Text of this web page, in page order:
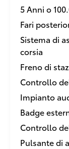
5 Anni o
Fari
Sistema di
corsia
Freno di
Controllo
Impianto
Badge
Controllo
Pulsante di